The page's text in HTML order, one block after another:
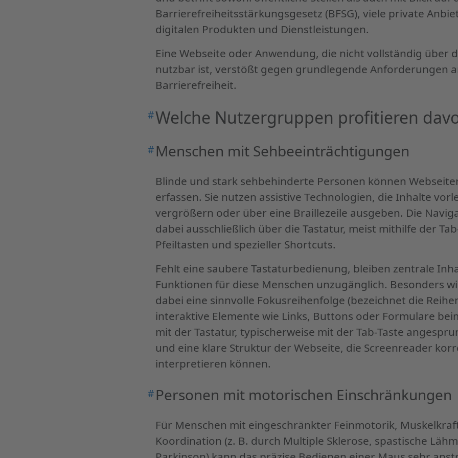
Barrierefreiheitsstärkungsgesetz (BFSG), viele private
digitalen Produkten und Dienstleistungen.
Eine Webseite oder Anwendung, die nicht vollständig über
nutzbar ist, verstößt gegen grundlegende Anforderungen
Barrierefreiheit.
Welche Nutzergruppen profitieren
Permalink
Nutzergruppen
profitieren
#
Menschen mit Sehbeeinträchtigungen
Permalink
mit
Sehbeeinträchtigungen"
#
Blinde und stark sehbehinderte Personen können
erfassen. Sie nutzen assistive Technologien, die Inhalte
vergrößern oder über eine Braillezeile ausgeben. Die
dabei ausschließlich über die Tastatur, meist mithilfe der
Pfeiltasten und spezieller Shortcuts.
Fehlt eine saubere Tastaturbedienung, bleiben zentrale
Funktionen für diese Menschen unzugänglich. Besonders
dabei eine sinnvolle Fokusreihenfolge (bezeichnet die
interaktive Elemente wie Links, Buttons oder Formulare
mit der Tastatur, typischerweise mit der Tab-Taste
und eine klare Struktur der Webseite, die Screenreader
interpretieren können.
Personen mit motorischen Einschränkungen
Permalink
mit
motorischen
Einschränkungen"
#
Für Menschen mit eingeschränkter Feinmotorik,
Koordination (z. B. durch Multiple Sklerose, spastische